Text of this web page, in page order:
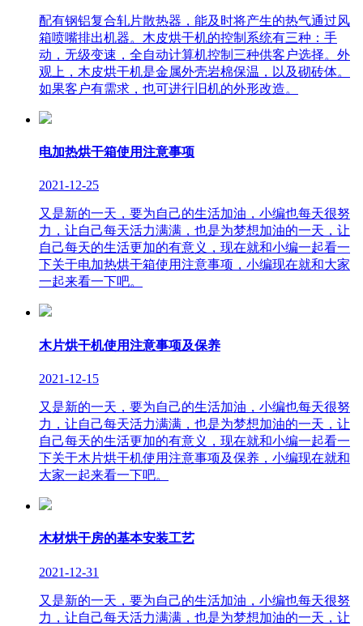
配有钢铝复合轧片散热器，能及时将产生的热气通过风
箱喷嘴排出机器。木皮烘干机的控制系统有三种：手
动，无级变速，全自动计算机控制三种供客户选择。外
观上，木皮烘干机是金属外壳岩棉保温，以及砌砖体。
如果客户有需求，也可进行旧机的外形改造。
电加热烘干箱使用注意事项
2021-12-25
又是新的一天，要为自己的生活加油，小编也每天很努
力，让自己每天活力满满，也是为梦想加油的一天，让
自己每天的生活更加的有意义，现在就和小编一起看一
下关于电加热烘干箱使用注意事项，小编现在就和大家
一起来看一下吧。
木片烘干机使用注意事项及保养
2021-12-15
又是新的一天，要为自己的生活加油，小编也每天很努
力，让自己每天活力满满，也是为梦想加油的一天，让
自己每天的生活更加的有意义，现在就和小编一起看一
下关于木片烘干机使用注意事项及保养，小编现在就和
大家一起来看一下吧。
木材烘干房的基本安装工艺
2021-12-31
又是新的一天，要为自己的生活加油，小编也每天很努
力，让自己每天活力满满，也是为梦想加油的一天，让